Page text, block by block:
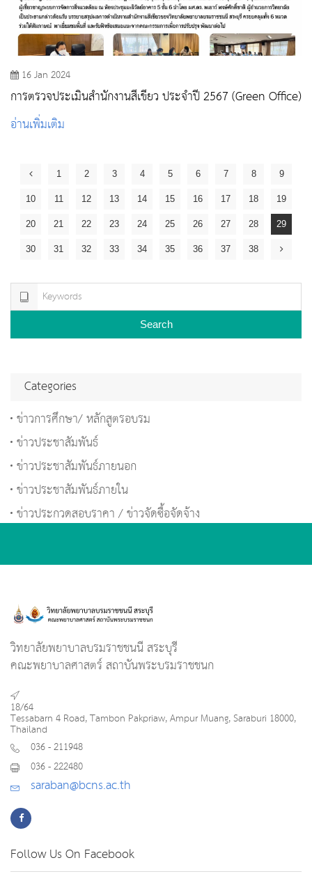
16 Jan 2024
การตรวจประเมินสำนักงานสีเขียว ประจำปี 2567 (Green Office)
อ่านเพิ่มเติม
1 2 3 4 5 6 7 8 9
10 11 12 13 14 15 16 17 18 19
20 21 22 23 24 25 26 27 28 29
30 31 32 33 34 35 36 37 38
Search
Categories
ข่าวการศึกษา/ หลักสูตรอบรม
ข่าวประชาสัมพันธ์
ข่าวประชาสัมพันธ์ภายนอก
ข่าวประชาสัมพันธ์ภายใน
ข่าวประกวดสอบราคา / ข่าวจัดซื้อจัดจ้าง
วิทยาลัยพยาบาลบรมราชชนนี สระบุรี
คณะพยาบาลศาสตร์ สถาบันพระบรมราชชนก
18/64
Tessabarn 4 Road, Tambon Pakpriaw, Ampur Muang, Saraburi 18000,
Thailand
036 - 211948
036 - 222480
saraban@bcns.ac.th
Follow Us On Facebook